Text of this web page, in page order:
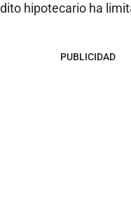
hipotecario ha
PUBLICIDAD